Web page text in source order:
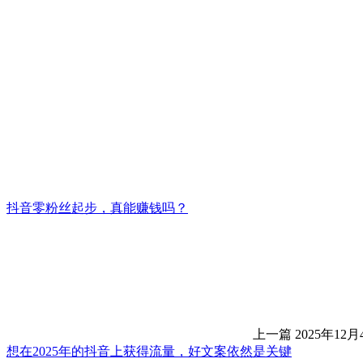
抖音零粉丝起步，真能赚钱吗？
上一篇 2025年12
想在2025年的抖音上获得流量，好文案依然是关键